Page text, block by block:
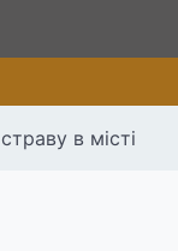
в місті